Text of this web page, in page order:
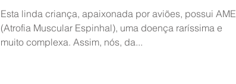
Esta linda criança, apaixonada por aviões, possui AME
(Atrofia Muscular Espinhal), uma doença raríssima e
muito complexa. Assim, nós, da...